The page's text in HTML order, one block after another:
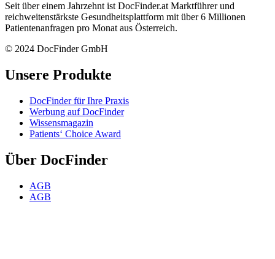
Seit über einem Jahrzehnt ist DocFinder.at Marktführer und
reichweitenstärkste Gesundheitsplattform mit über 6 Millionen
Patientenanfragen pro Monat aus Österreich.
© 2024 DocFinder GmbH
Unsere Produkte
DocFinder für Ihre Praxis
Werbung auf DocFinder
Wissensmagazin
Patients‘ Choice Award
Über DocFinder
AGB
AGB